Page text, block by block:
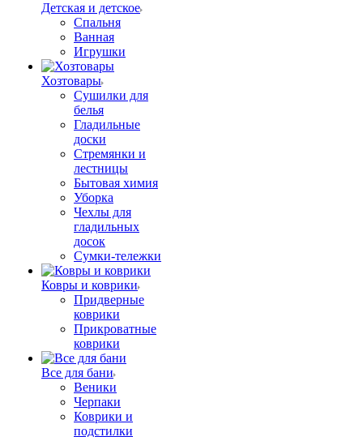
Детская и детское
Спальня
Ванная
Игрушки
Хозтовары
Сушилки для
белья
Гладильные
доски
Стремянки и
лестницы
Бытовая химия
Уборка
Чехлы для
гладильных
досок
Сумки-тележки
Ковры и коврики
Придверные
коврики
Прикроватные
коврики
Все для бани
Веники
Черпаки
Коврики и
подстилки